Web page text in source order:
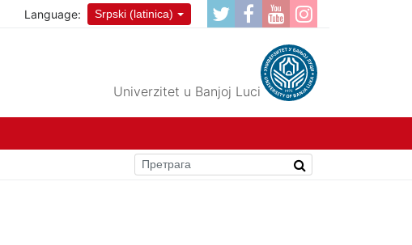
Language: Srpski (latinica)
Univerzitet u Banjoj Luci